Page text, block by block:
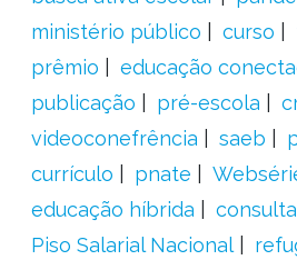
ministério público
curso
prêmio
educação
publicação
pré-escola
videoconefrência
saeb
currículo
pnate
educação híbrida
Piso Salarial Nacional